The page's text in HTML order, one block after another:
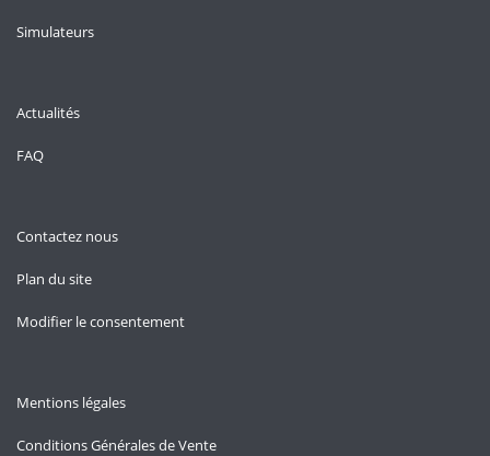
Simulateurs
Actualités
FAQ
Contactez nous
Plan du site
Modifier le consentement
Mentions légales
Conditions Générales de Vente